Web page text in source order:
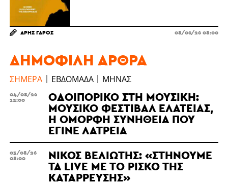
ΆΡΗΣ ΓΆΡΟΣ 08/06/26 08:00
ΔΗΜΟΦΙΛΉ ΆΡΘΡΑ
ΣΉΜΕΡΑ ΕΒΔΟΜΆΔΑ ΜΉΝΑΣ
ΟΔΟΙΠΟΡΙΚΌ ΣΤΗ ΜΟΥΣΙΚΉ:
ΜΟΥΣΙΚΌ ΦΕΣΤΙΒΆΛ ΕΛΆΤΕΙΑΣ,
Η ΌΜΟΡΦΗ ΣΥΝΉΘΕΙΑ ΠΟΥ
ΈΓΙΝΕ ΛΑΤΡΕΊΑ
04/08/26
12:00
ΝΊΚΟΣ ΒΕΛΙΏΤΗΣ: «ΣΤΉΝΟΥΜΕ
ΤΑ LIVE ΜΕ ΤΟ ΡΊΣΚΟ ΤΗΣ
ΚΑΤΆΡΡΕΥΣΗΣ»
03/08/26
08:00